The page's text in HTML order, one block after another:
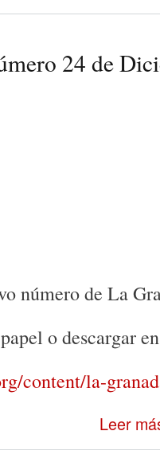
24 de
número de La
o descargar
content/la-
Leer